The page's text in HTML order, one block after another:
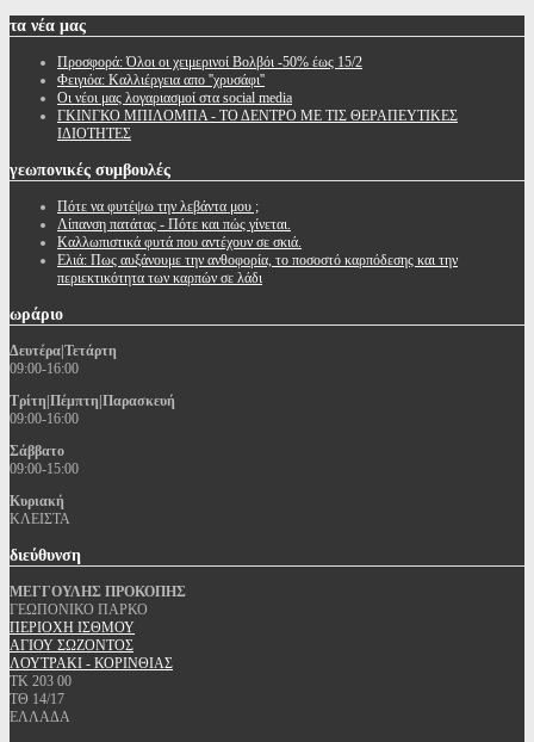
τα νέα μας
Προσφορά: Όλοι οι χειμερινοί Βολβόι -50% έως 15/2
Φειγιόα: Καλλιέργεια απο ''χρυσάφι''
Oι νέοι μας λογαριασμοί στα social media
ΓΚΙΝΓΚΟ ΜΠΙΛΟΜΠΑ - ΤΟ ΔΕΝΤΡΟ ΜΕ ΤΙΣ ΘΕΡΑΠΕΥΤΙΚΕΣ
ΙΔΙΟΤΗΤΕΣ
γεωπονικές συμβουλές
Πότε να φυτέψω την λεβάντα μου ;
Λίπανση πατάτας - Πότε και πώς γίνεται.
Καλλωπιστικά φυτά που αντέχουν σε σκιά.
Ελιά: Πως αυξάνουμε την ανθοφορία, το ποσοστό καρπόδεσης και την
περιεκτικότητα των καρπών σε λάδι
ωράριο
Δευτέρα|Τετάρτη
09:00-16:00
Τρίτη|Πέμπτη|Παρασκευή
09:00-16:00
Σάββατο
09:00-15:00
Κυριακή
ΚΛΕΙΣΤΑ
διεύθυνση
ΜΕΓΓΟΥΛΗΣ ΠΡΟΚΟΠΗΣ
ΓΕΩΠΟΝΙΚΟ ΠΑΡΚΟ
ΠΕΡΙΟΧΗ ΙΣΘΜΟΥ
ΑΓΙΟΥ ΣΩΖΟΝΤΟΣ
ΛΟΥΤΡΑΚΙ - ΚΟΡΙΝΘΙΑΣ
ΤΚ 203 00
ΤΘ 14/17
ΕΛΛΑΔΑ